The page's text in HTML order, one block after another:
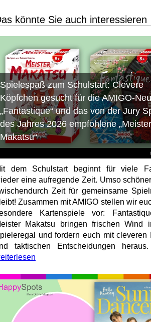
könnte Sie auch interessieren
Spielespaß zum Schulstart: Clevere
Köpfchen gesucht für die AMIGO-
„Fantastique“ und das von der Jury
des Jahres 2026 empfohlene „Meister
Makatsu“
dem Schulstart beginnt für viele
eine aufregende Zeit. Umso
Zeit für gemeinsame
Zusammen mit AMIGO stellen wir
Kartenspiele vor:
Makatsu bringen frischen Wind
und fordern euch mit cleveren
taktischen Entscheidungen heraus.